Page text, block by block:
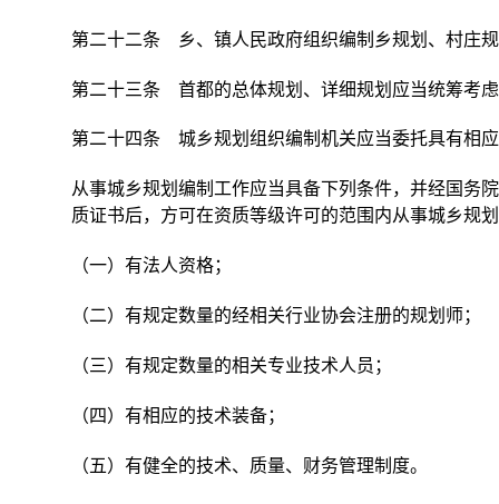
第二十二条 乡、镇人民政府组织编制乡规划、村庄
第二十三条 首都的总体规划、详细规划应当统筹考
第二十四条 城乡规划组织编制机关应当委托具有相
从事城乡规划编制工作应当具备下列条件，并经国务
质证书后，方可在资质等级许可的范围内从事城乡规
（一）有法人资格；
（二）有规定数量的经相关行业协会注册的规划师；
（三）有规定数量的相关专业技术人员；
（四）有相应的技术装备；
（五）有健全的技术、质量、财务管理制度。